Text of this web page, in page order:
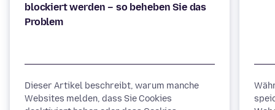
blockiert werden – so beheben Sie das
Problem
Dieser Artikel beschreibt, warum manche
Websites melden, dass Sie Cookies